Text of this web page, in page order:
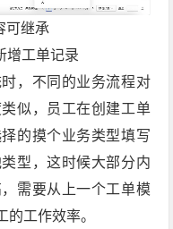
可继承
增工单记录
，不同的业务流程对
似，员工在创建工单
的摸个业务类型填写
型，这时候大部分内
需要从上一个工单模
工作效率。